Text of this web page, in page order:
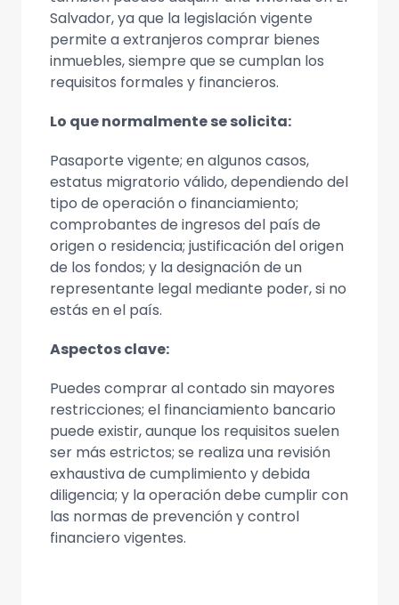
Salvador, ya que la legislación vigente
permite a extranjeros comprar bienes
inmuebles, siempre que se cumplan los
requisitos formales y financieros.
Lo que normalmente se solicita:
Pasaporte vigente; en algunos casos,
estatus migratorio válido, dependiendo del
tipo de operación o financiamiento;
comprobantes de ingresos del país de
origen o residencia; justificación del origen
de los fondos; y la designación de un
representante legal mediante poder, si no
estás en el país.
Aspectos clave:
Puedes comprar al contado sin mayores
restricciones; el financiamiento bancario
puede existir, aunque los requisitos suelen
ser más estrictos; se realiza una revisión
exhaustiva de cumplimiento y debida
diligencia; y la operación debe cumplir con
las normas de prevención y control
financiero vigentes.